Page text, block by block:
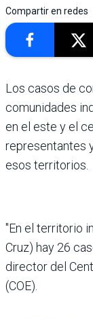
Compartir en redes
Los casos de
comunidades
en el este y el
representantes
esos territorios.
"En el territorio
Cruz) hay 26
director del
(COE).